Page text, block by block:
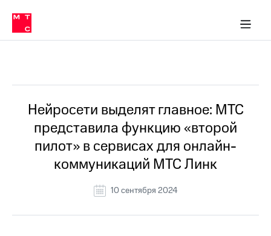
Медиа-центр
и акционерам
Устойчивое развитие
Комплаенс и деловая этика
компании
Карьера
История
компании
Руководство
региона
информация
в МТС
Пресс-
релизы
МТС
о технологиях
Нейросети выделят главное: МТС
представила функцию «второй
пилот» в сервисах для онлайн-
коммуникаций МТС Линк
10 сентября 2024